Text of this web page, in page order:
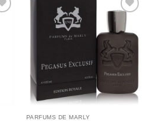
Añadir
a la
lista de
deseos
PARFUMS DE MARLY